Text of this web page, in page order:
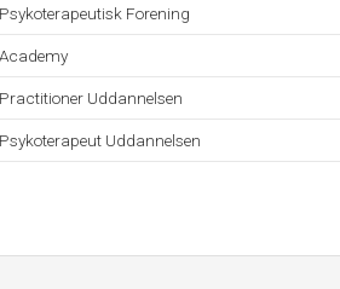
Forening
Uddannelsen
Uddannelsen